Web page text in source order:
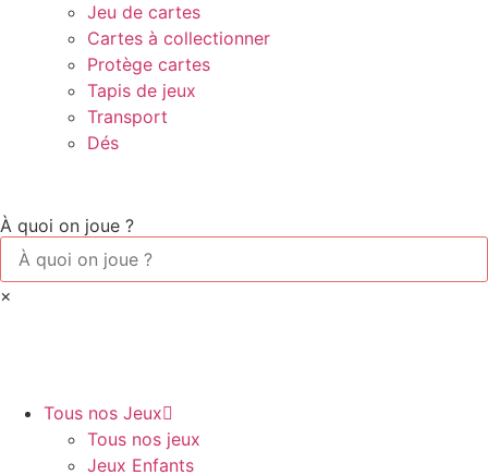
Jeu de cartes
Cartes à collectionner
Protège cartes
Tapis de jeux
Transport
Dés
À quoi on joue ?
×
Tous nos Jeux
Tous nos jeux
Jeux Enfants